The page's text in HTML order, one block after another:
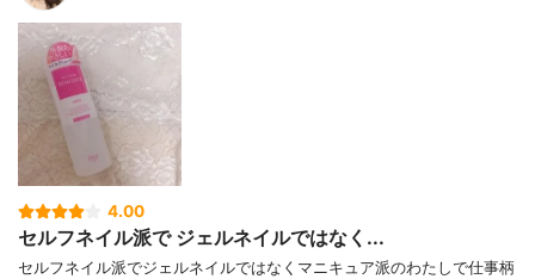
4.00
セルフネイル派で ジェルネイルではなく...
セルフネイル派でジェルネイルではなくマニキュア派のわたしで仕事柄